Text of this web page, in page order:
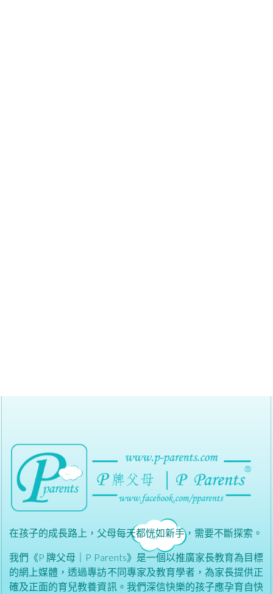
在孩子的成長路上，父母每天都恍如新手，需要不斷探索。
我們《P 牌父母｜P Parents》是一個以推廣家長教育為目標
的網上媒體，透過專訪不同專家及教育學者，為家長提供正
確及正面的育兒教養資訊。我們深信快樂的孩子應孕育自快